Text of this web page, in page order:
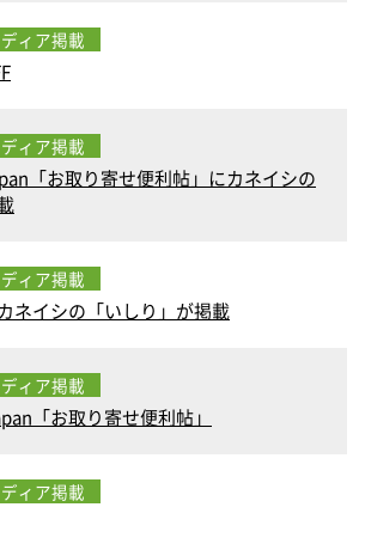
ディア掲載
ディア掲載
「お取り寄せ便利帖」にカネイシの
ディア掲載
ネイシの「いしり」が掲載
ディア掲載
「お取り寄せ便利帖」
ディア掲載